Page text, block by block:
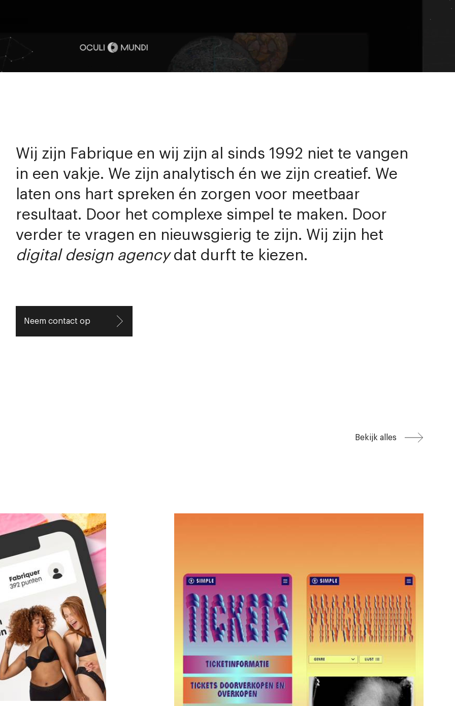
Wij zijn Fabrique en wij zijn al sinds 1992 niet te vangen
in een vakje. We zijn analytisch én we zijn creatief. We
laten ons hart spreken én zorgen voor meetbaar
resultaat. Door het complexe simpel te maken. Door
verder te vragen en nieuwsgierig te zijn. Wij zijn het
digital design agencydat durft te kiezen.
Neem contact op
Bekijk alles